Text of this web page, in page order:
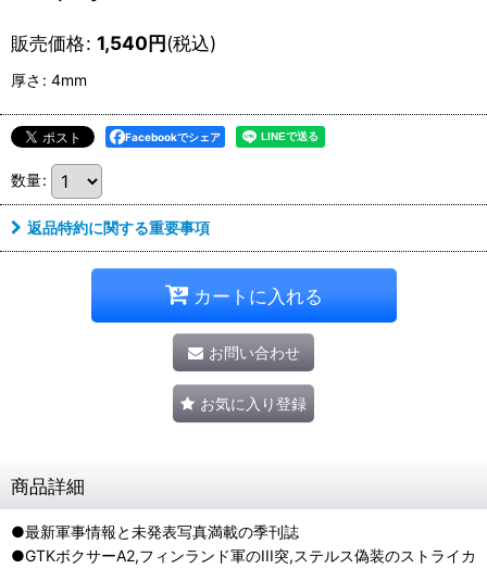
販売価格: 1,540円(税込)
厚さ : 4mm
Facebookでシェア
数量:
返品特約に関する重要事項
カートに入れる
お問い合わせ
お気に入り登録
商品詳細
●最新軍事情報と未発表写真満載の季刊誌
●GTKボクサーA2,フィンランド軍のIII突,ステルス偽装のストライカ